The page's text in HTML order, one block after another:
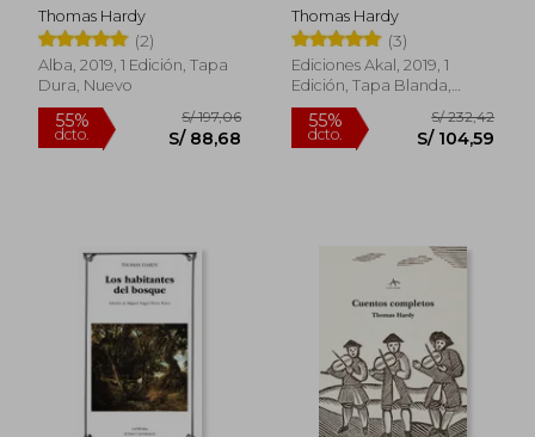
Thomas Hardy
(2)
Alba, 2019, 1 Edición, Tapa
Dura, Nuevo
Thomas Hardy
(3)
Ediciones Akal, 2019, 1
Edición, Tapa Blanda,
Nuevo